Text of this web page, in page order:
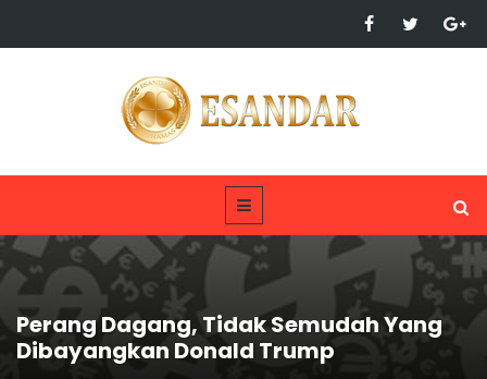
Perang Dagang, Tidak Semudah Yang
Dibayangkan Donald Trump